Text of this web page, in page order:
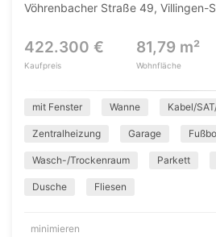
Vöhrenbacher Straße 49, Villingen-
422.300 €
Kaufpreis
81,79 m²
Wohnfläche
mit Fenster Wanne Kabel/
Zentralheizung Garage
Wasch-/Trockenraum Parkett
Dusche Fliesen
minimieren